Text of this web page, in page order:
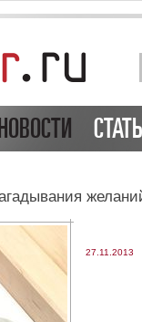
27.11.2013